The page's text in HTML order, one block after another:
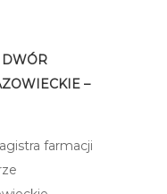
DWÓR
–
farmacji